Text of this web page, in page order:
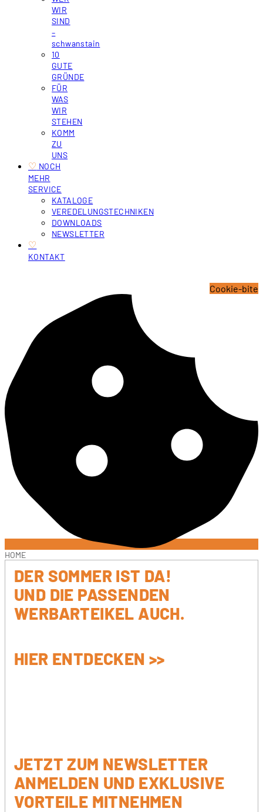
WIR
SIND
–
schwanstain
10
GUTE
GRÜNDE
FÜR
WAS
WIR
STEHEN
KOMM
ZU
UNS
♡ ‎ NOCH
MEHR
SERVICE
KATALOGE
VEREDELUNGSTECHNIKEN
DOWNLOADS
NEWSLETTER
♡
KONTAKT
Cookie-bite
HOME
DER SOMMER IST DA!
UND DIE PASSENDEN
WERBARTEIKEL AUCH‎. ‎ ‎
HIER ENTDECKEN >>
JETZT ZUM NEWSLETTER
ANMELDEN UND EXKLUSIVE
VORTEILE MITNEHMEN